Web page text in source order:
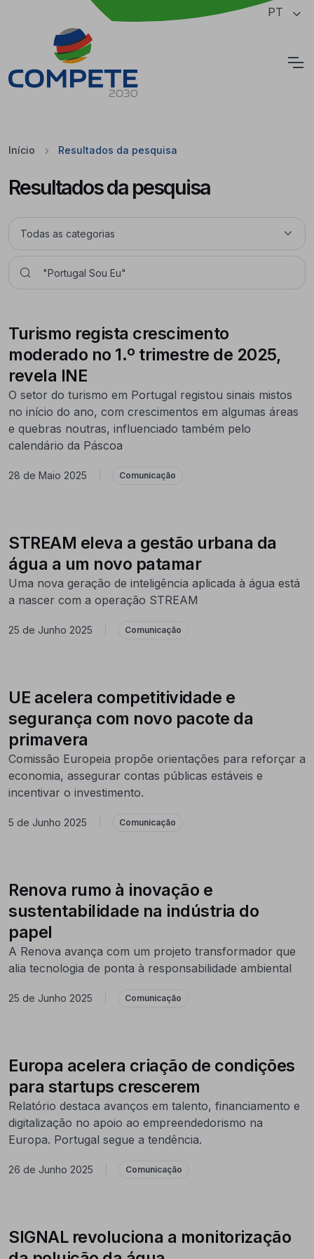
Saltar para o conteúdo principal da página PT
Início Resultados da pesquisa
Resultados da pesquisa
Turismo regista crescimento
moderado no 1.º trimestre de 2025,
revela INE
O setor do turismo em Portugal registou sinais mistos
no início do ano, com crescimentos em algumas áreas
e quebras noutras, influenciado também pelo
calendário da Páscoa
28 de Maio 2025 Comunicação
STREAM eleva a gestão urbana da
água a um novo patamar
Uma nova geração de inteligência aplicada à água está
a nascer com a operação STREAM
25 de Junho 2025 Comunicação
UE acelera competitividade e
segurança com novo pacote da
primavera
Comissão Europeia propõe orientações para reforçar a
economia, assegurar contas públicas estáveis e
incentivar o investimento.
5 de Junho 2025 Comunicação
Renova rumo à inovação e
sustentabilidade na indústria do
papel
A Renova avança com um projeto transformador que
alia tecnologia de ponta à responsabilidade ambiental
25 de Junho 2025 Comunicação
Europa acelera criação de condições
para startups crescerem
Relatório destaca avanços em talento, financiamento e
digitalização no apoio ao empreendedorismo na
Europa. Portugal segue a tendência.
26 de Junho 2025 Comunicação
SIGNAL revoluciona a monitorização